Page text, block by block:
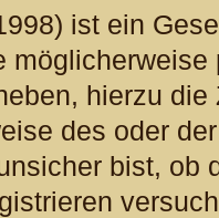
ist ein
hierzu
des oder
bist, ob